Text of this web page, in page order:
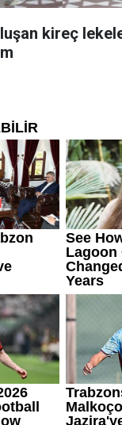
kireç